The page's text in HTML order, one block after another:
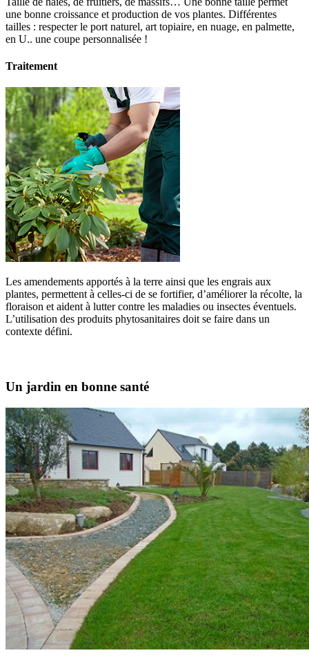
une bonne croissance et production de vos plantes. Différentes
tailles : respecter le port naturel, art topiaire, en nuage, en palmette,
en U.. une coupe personnalisée !
Traitement
Les amendements apportés à la terre ainsi que les engrais aux
plantes, permettent à celles-ci de se fortifier, d’améliorer la récolte, la
floraison et aident à lutter contre les maladies ou insectes éventuels.
L’utilisation des produits phytosanitaires doit se faire dans un
contexte défini.
Un jardin en bonne santé